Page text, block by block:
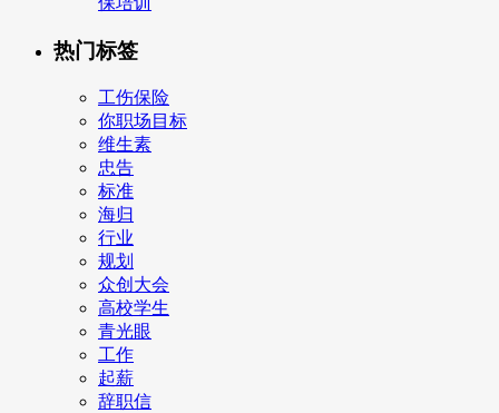
热门标签
工伤保险
你职场目标
维生素
忠告
标准
海归
行业
规划
众创大会
高校学生
青光眼
工作
起薪
辞职信